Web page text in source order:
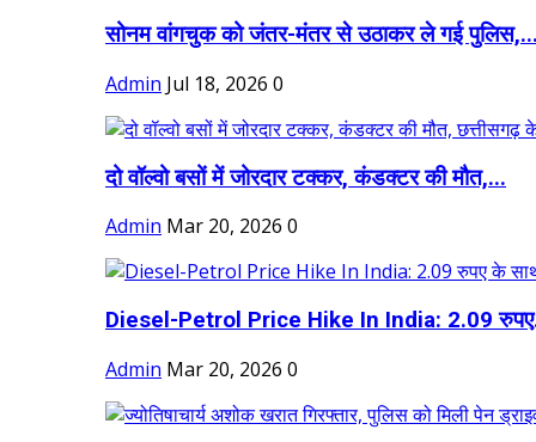
सोनम वांगचुक को जंतर-मंतर से उठाकर ले गई
Admin Jul 18, 2026 0
दो वॉल्वो बसों में जोरदार टक्कर, कंडक्टर की मौत,...
Admin Mar 20, 2026 0
Diesel-Petrol Price Hike In India: 2.09
Admin Mar 20, 2026 0